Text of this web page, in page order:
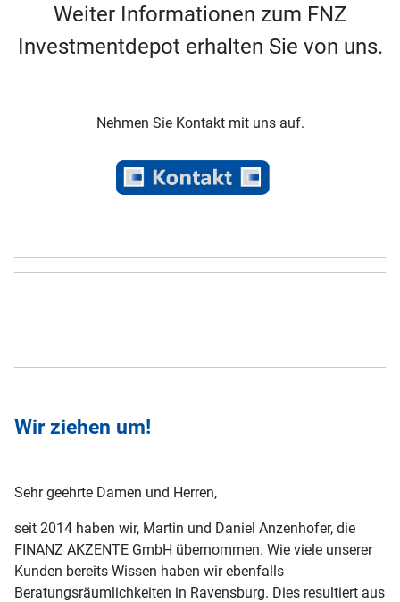
Weiter Informationen zum FNZ
Investmentdepot erhalten Sie von uns.
Nehmen Sie Kontakt mit uns auf.
Wir ziehen um!
Sehr geehrte Damen und Herren,
seit 2014 haben wir, Martin und Daniel Anzenhofer, die
FINANZ AKZENTE GmbH übernommen. Wie viele unserer
Kunden bereits Wissen haben wir ebenfalls
Beratungsräumlichkeiten in Ravensburg. Dies resultiert aus